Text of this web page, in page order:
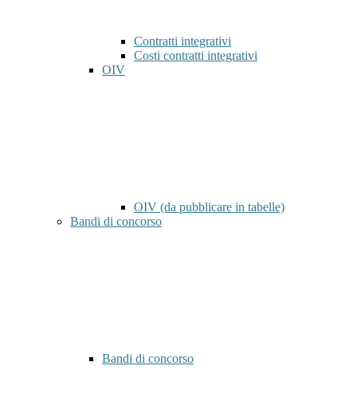
Contratti integrativi
Costi contratti integrativi
OIV
OIV (da pubblicare in tabelle)
Bandi di concorso
Bandi di concorso